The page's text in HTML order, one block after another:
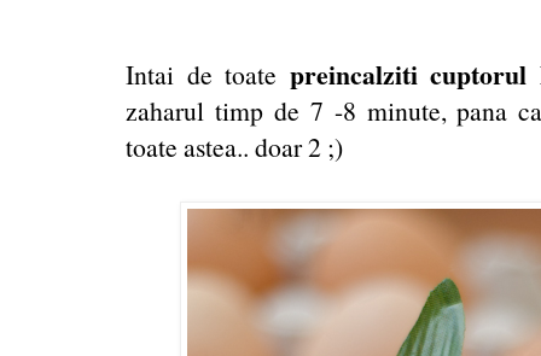
Intai de toate preincalziti cuptorul
zaharul timp de 7 -8 minute, pana
toate astea.. doar 2 ;)